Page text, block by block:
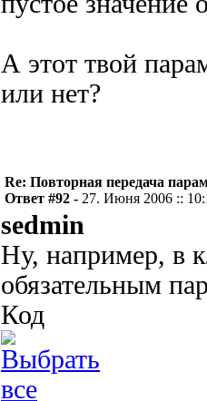
А этот твой
или нет?
Re: Повторная передача
Ответ #92 - 27. Июня 2006 ::
sedmin
Ну, например, в
обязательным
Код